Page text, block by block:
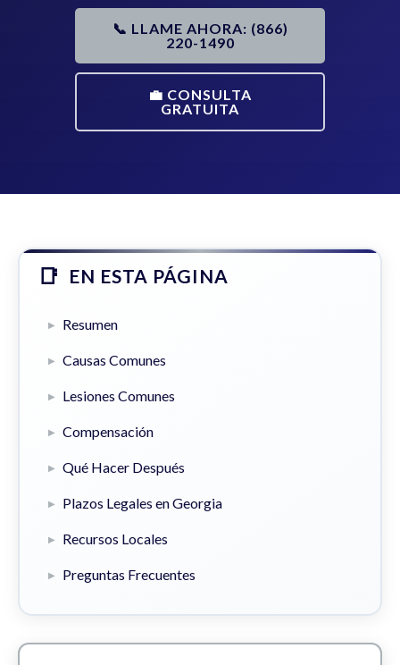
📞 LLAME AHORA: (866)
220-1490
💼 CONSULTA
GRATUITA
EN ESTA PÁGINA
Resumen
Causas Comunes
Lesiones Comunes
Compensación
Qué Hacer Después
Plazos Legales en Georgia
Recursos Locales
Preguntas Frecuentes